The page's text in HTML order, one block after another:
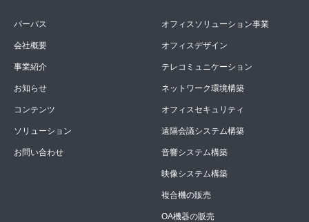
パーパス
会社概要
事業紹介
お知らせ
コンテンツ
ソリューション
お問い合わせ
オフィスソリューション事業
オフィスデザイン
テレコミュニケーション
ネットワーク環境構築
オフィスセキュリティ
遠隔会議システム構築
音響システム構築
映像システム構築
複合機の販売
OA機器の販売